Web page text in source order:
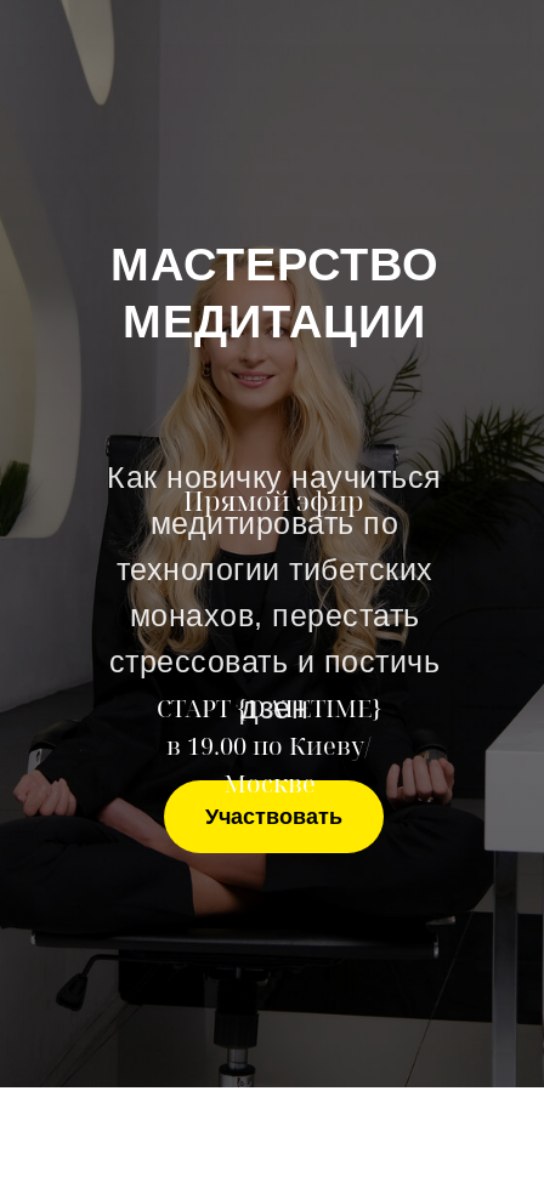
МАСТЕРСТВО
МЕДИТАЦИИ
Как новичку научиться
медитировать по
технологии тибетских
монахов, перестать
стрессовать и постичь
дзен
Участвовать
СТАРТ {DATETIME}
в 19.00 по Киеву/
Москве
Прямой эфир